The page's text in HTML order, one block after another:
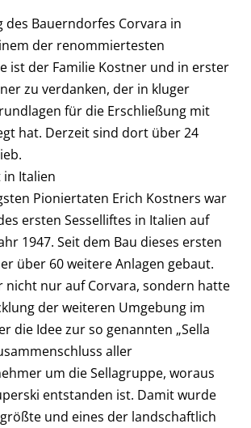
des Bauerndorfes Corvara in
der renommiertesten
ist der Familie Kostner und in erster
zu verdanken, der in kluger
für die Erschließung mit
hat. Derzeit sind dort über 24
in Italien
Pioniertaten Erich Kostners war
ersten Sesselliftes in Italien auf
1947. Seit dem Bau dieses ersten
über 60 weitere Anlagen gebaut.
nicht nur auf Corvara, sondern hatte
der weiteren Umgebung im
die Idee zur so genannten „Sella
aller
um die Sellagruppe, woraus
entstanden ist. Damit wurde
und eines der landschaftlich